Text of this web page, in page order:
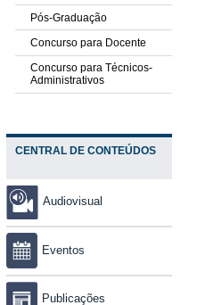
Pós-Graduação
Concurso para Docente
Concurso para Técnicos-
Administrativos
CENTRAL DE CONTEÚDOS
Audiovisual
Eventos
Publicações